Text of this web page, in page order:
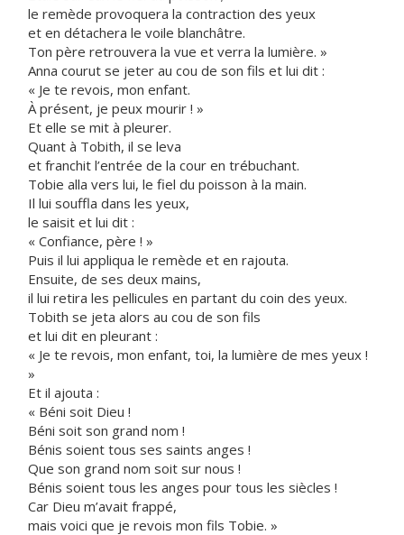
le remède provoquera la contraction des yeux
et en détachera le voile blanchâtre.
Ton père retrouvera la vue et verra la lumière. »
Anna courut se jeter au cou de son fils et lui dit :
« Je te revois, mon enfant.
À présent, je peux mourir ! »
Et elle se mit à pleurer.
Quant à Tobith, il se leva
et franchit l’entrée de la cour en trébuchant.
Tobie alla vers lui, le fiel du poisson à la main.
Il lui souffla dans les yeux,
le saisit et lui dit :
« Confiance, père ! »
Puis il lui appliqua le remède et en rajouta.
Ensuite, de ses deux mains,
il lui retira les pellicules en partant du coin des yeux.
Tobith se jeta alors au cou de son fils
et lui dit en pleurant :
« Je te revois, mon enfant, toi, la lumière de mes yeux !
»
Et il ajouta :
« Béni soit Dieu !
Béni soit son grand nom !
Bénis soient tous ses saints anges !
Que son grand nom soit sur nous !
Bénis soient tous les anges pour tous les siècles !
Car Dieu m’avait frappé,
mais voici que je revois mon fils Tobie. »